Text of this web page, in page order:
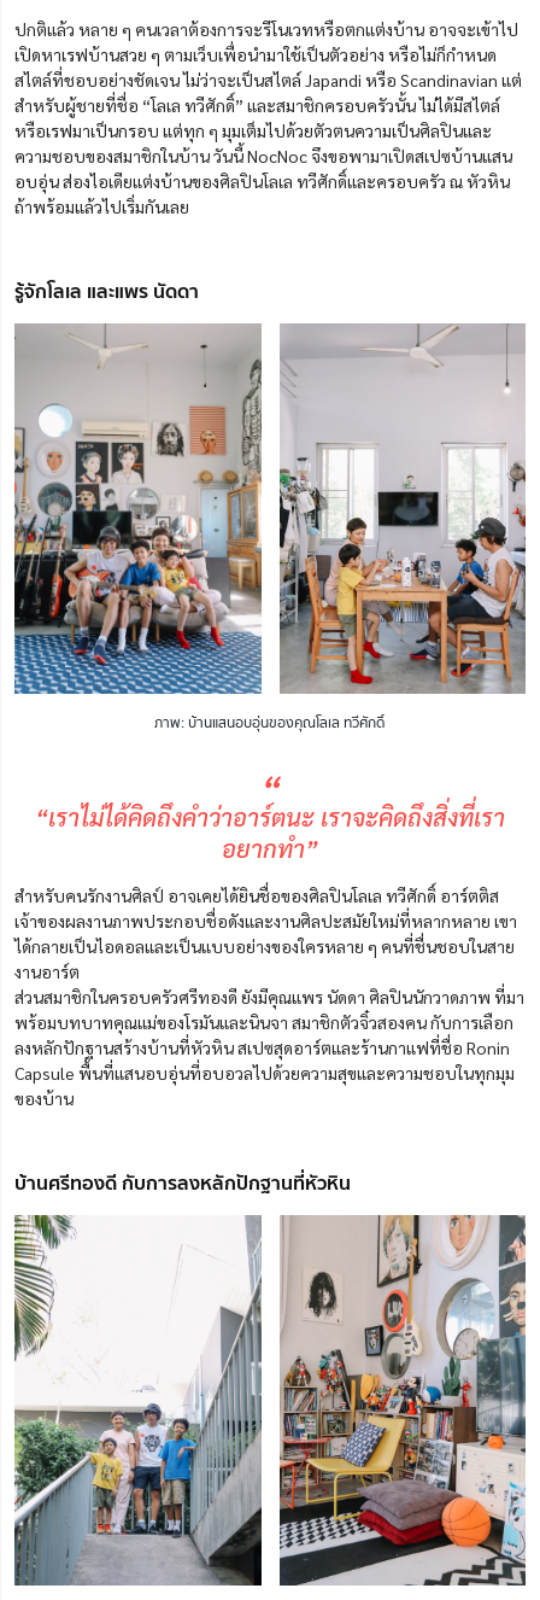
ปกติแล้ว หลาย ๆ คนเวลาต้องการจะรีโนเวทหรือตกแต่งบ้าน อาจจะเข้าไป
เปิดหาเรฟบ้านสวย ๆ ตามเว็บเพื่อนำมาใช้เป็นตัวอย่าง หรือไม่ก็กำหนด
สไตล์ที่ชอบอย่างชัดเจน ไม่ว่าจะเป็นสไตล์ Japandi หรือ Scandinavian แต่
สำหรับผู้ชายที่ชื่อ “โลเล ทวีศักดิ์” และสมาชิกครอบครัวนั้น ไม่ได้มีสไตล์
หรือเรฟมาเป็นกรอบ แต่ทุก ๆ มุมเต็มไปด้วยตัวตนความเป็นศิลปินและ
ความชอบของสมาชิกในบ้าน วันนี้ NocNoc จึงขอพามาเปิดสเปซบ้านแสน
อบอุ่น ส่องไอเดียแต่งบ้านของศิลปินโลเล ทวีศักดิ์และครอบครัว ณ หัวหิน
ถ้าพร้อมแล้วไปเริ่มกันเลย
รู้จักโลเล และแพร นัดดา
ภาพ: บ้านแสนอบอุ่นของคุณโลเล ทวีศักดิ์
“
“เราไม่ได้คิดถึงคำว่าอาร์ตนะ เราจะคิดถึงสิ่งที่เรา
อยากทำ”
สำหรับคนรักงานศิลป์ อาจเคยได้ยินชื่อของศิลปินโลเล ทวีศักดิ์ อาร์ตติส
เจ้าของผลงานภาพประกอบชื่อดังและงานศิลปะสมัยใหม่ที่หลากหลาย เขา
ได้กลายเป็นไอดอลและเป็นแบบอย่างของใครหลาย ๆ คนที่ชื่นชอบในสาย
งานอาร์ต
ส่วนสมาชิกในครอบครัวศรีทองดี ยังมีคุณแพร นัดดา ศิลปินนักวาดภาพ ที่มา
พร้อมบทบาทคุณแม่ของโรมันและนินจา สมาชิกตัวจิ๋วสองคน กับการเลือก
ลงหลักปักฐานสร้างบ้านที่หัวหิน สเปซสุดอาร์ตและร้านกาแฟที่ชื่อ Ronin
Capsule พื้นที่แสนอบอุ่นที่อบอวลไปด้วยความสุขและความชอบในทุกมุม
ของบ้าน
บ้านศรีทองดี กับการลงหลักปักฐานที่หัวหิน